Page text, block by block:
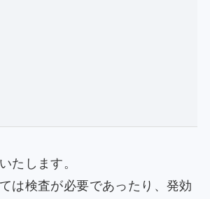
たします。
は検査が必要であったり、発効